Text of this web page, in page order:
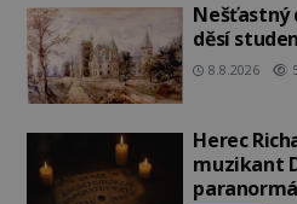
Nešťastný
děsí
8.8.2026
Herec
muzikant